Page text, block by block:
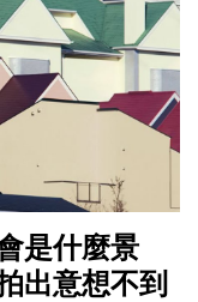
是什麼景
出意想不到